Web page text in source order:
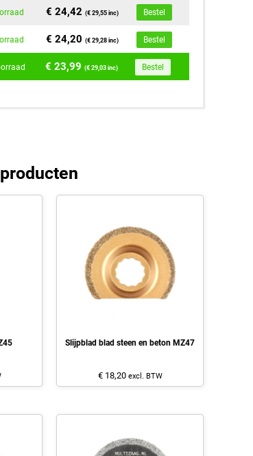
€ 24,42(€ 29,55 inc) Bestel
€ 24,20(€ 29,28 inc) Bestel
€ 23,99(€ 29,03 inc) Bestel
Slijpblad blad steen en beton MZ47
€ 18,20 excl. BTW